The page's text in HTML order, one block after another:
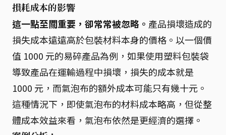
損耗成本的影響
這一點至關重要，卻常常被忽略。 產品損壞造成的
損失成本遠遠高於包裝材料本身的價格。以一個價
值 1000 元的易碎產品為例，如果使用塑料包裝袋
導致產品在運輸過程中損壞，損失的成本就是
1000 元，而氣泡布的額外成本可能只有幾十元。
這種情況下，即使氣泡布的材料成本略高，但從整
體成本效益來看，氣泡布依然是更經濟的選擇。